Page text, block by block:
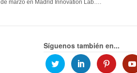
de marzo en Madrid Innovation Lab….
Síguenos también en...